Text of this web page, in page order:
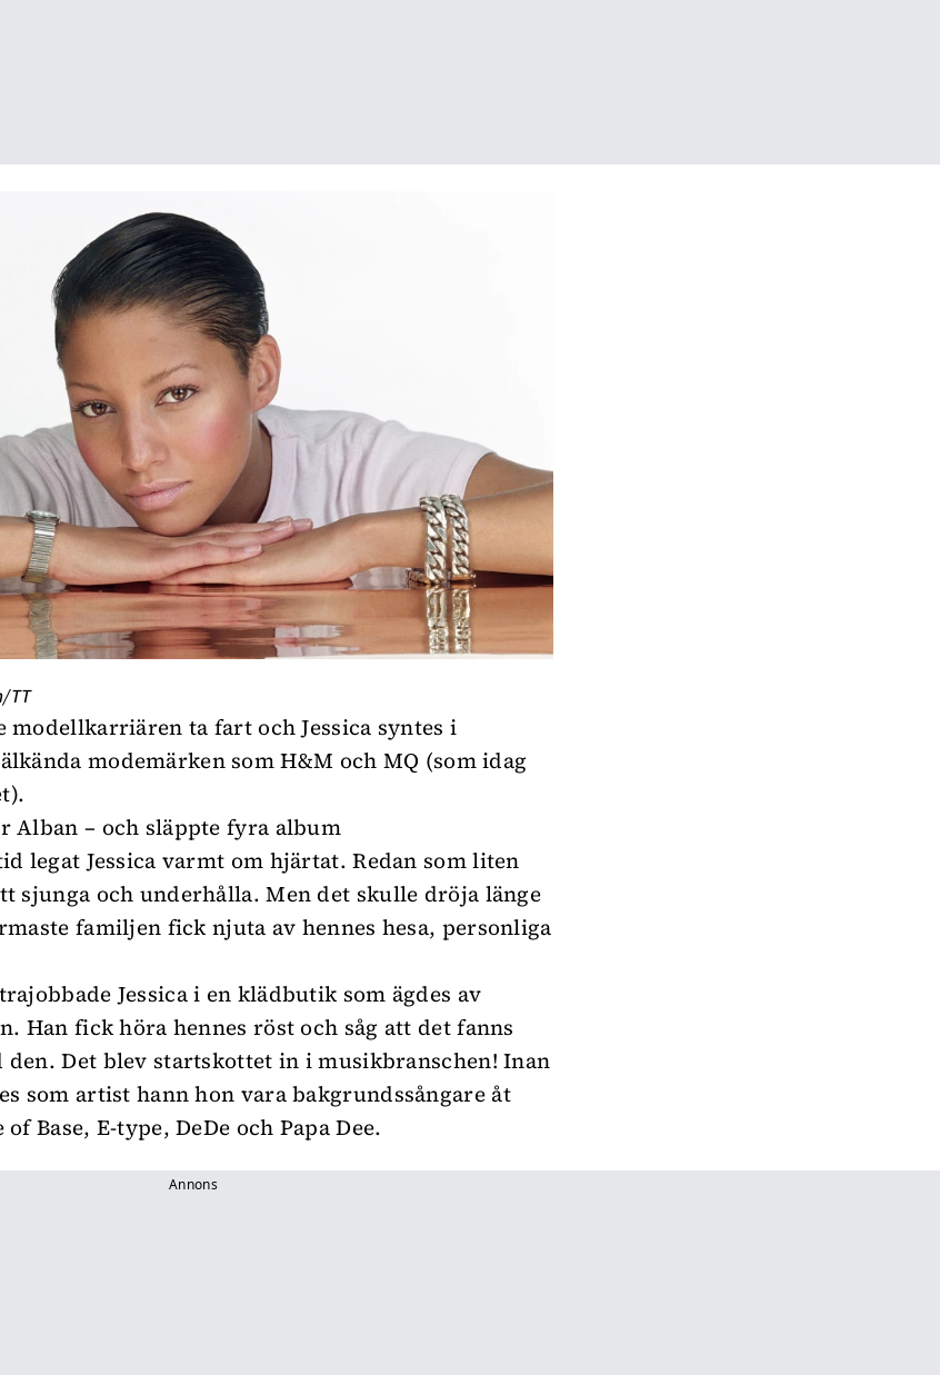
TT
modellkarriären ta fart och Jessica syntes i
modemärken som H&M och MQ (som idag
Alban – och släppte fyra album
legat Jessica varmt om hjärtat. Redan som liten
sjunga och underhålla. Men det skulle dröja länge
familjen fick njuta av hennes hesa, personliga
Jessica i en klädbutik som ägdes av
Han fick höra hennes röst och såg att det fanns
den. Det blev startskottet in i musikbranschen! Inan
som artist hann hon vara bakgrundssångare åt
Base, E-type, DeDe och Papa Dee.
Annons